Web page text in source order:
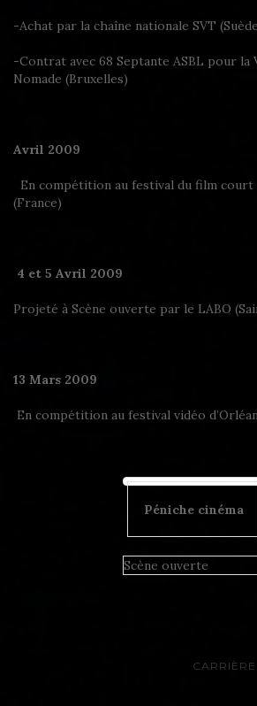
-Achat par la chaîne nationale SVT
-Contrat avec 68 Septante ASBL pour la
Nomade (Bruxelles)
Avril 2009
En compétition au festival du film court
(France)
4 et 5 Avril 2009
Projeté à Scène ouverte par le LABO
13 Mars 2009
En compétition au festival vidéo
Péniche cinéma
Scène ouverte